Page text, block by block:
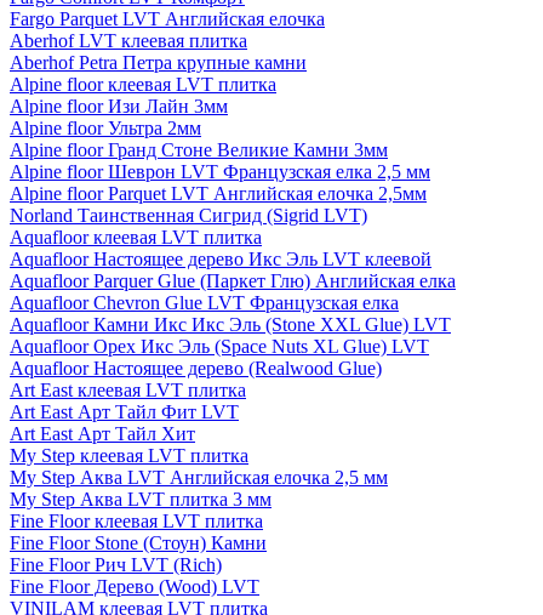
Fargo Parquet LVT Английская елочка
Aberhof LVT клеевая плитка
Aberhof Petra Петра крупные камни
Alpine floor клеевая LVT плитка
Alpine floor Изи Лайн 3мм
Alpine floor Ультра 2мм
Alpine floor Гранд Стоне Великие Камни 3мм
Alpine floor Шеврон LVT Французская елка 2,5 мм
Alpine floor Parquet LVT Английская елочка 2,5мм
Norland Таинственная Сигрид (Sigrid LVT)
Aquafloor клеевая LVT плитка
Aquafloor Настоящее дерево Икс Эль LVT клеевой
Aquafloor Parquer Glue (Паркет Глю) Английская елка
Aquafloor Chevron Glue LVT Французская елка
Aquafloor Камни Икс Икс Эль (Stone XXL Glue) LVT
Aquafloor Орех Икс Эль (Space Nuts XL Glue) LVT
Aquafloor Настоящее дерево (Realwood Glue)
Art East клеевая LVT плитка
Art East Арт Тайл Фит LVT
Art East Арт Тайл Хит
My Step клеевая LVT плитка
My Step Аква LVT Английская елочка 2,5 мм
My Step Аква LVT плитка 3 мм
Fine Floor клеевая LVT плитка
Fine Floor Stone (Стоун) Камни
Fine Floor Рич LVT (Rich)
Fine Floor Дерево (Wood) LVT
VINILAM клеевая LVT плитка